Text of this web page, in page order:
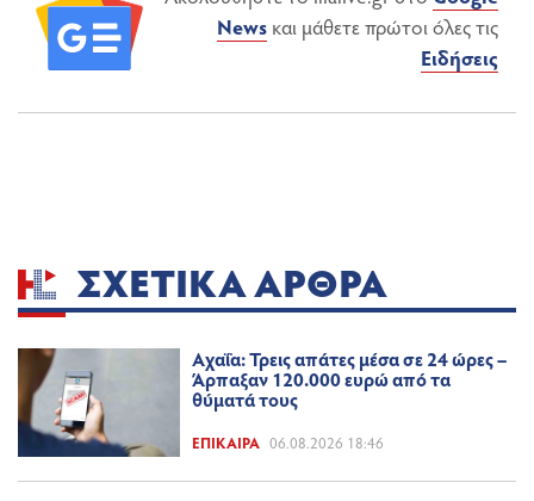
News και μάθετε πρώτοι όλες τις
Ειδήσεις
ΣΧΕΤΙΚΆ ΆΡΘΡΑ
Αχαΐα: Τρεις απάτες μέσα σε 24 ώρες –
Άρπαξαν 120.000 ευρώ από τα
θύματά τους
ΕΠΊΚΑΙΡΑ 06.08.2026 18:46